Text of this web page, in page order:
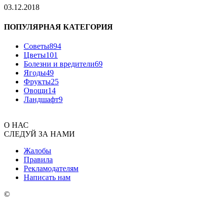
03.12.2018
ПОПУЛЯРНАЯ КАТЕГОРИЯ
Советы894
Цветы101
Болезни и вредители69
Ягоды49
Фрукты25
Овощи14
Ландшафт9
О НАС
СЛЕДУЙ ЗА НАМИ
Жалобы
Правила
Рекламодателям
Написать нам
©